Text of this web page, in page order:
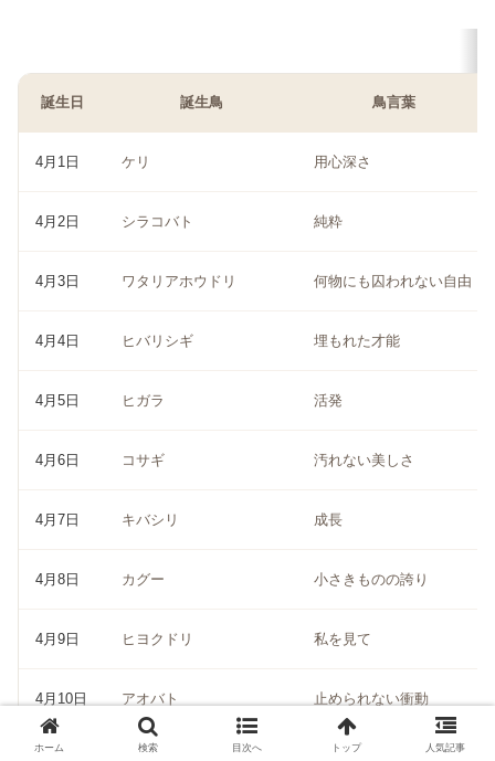
誕生日 誕生鳥 鳥言葉
4月1日 ケリ 用心深さ
4月2日 シラコバト 純粋
4月3日 ワタリアホウドリ 何物にも囚われない自由
4月4日 ヒバリシギ 埋もれた才能
4月5日 ヒガラ 活発
4月6日 コサギ 汚れない美しさ
4月7日 キバシリ 成長
4月8日 カグー 小さきものの誇り
4月9日 ヒヨクドリ 私を見て
4月10日 アオバト 止められない衝動
ホーム 検索 目次へ トップ 人気記事